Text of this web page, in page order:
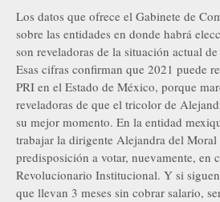
Los datos que ofrece el Gabinete de
sobre las entidades en donde habrá
son reveladoras de la situación actual
Esas cifras confirman que 2021 puede
PRI en el Estado de México, porque
reveladoras de que el tricolor de
su mejor momento. En la entidad
trabajar la dirigente Alejandra del Moral
predisposición a votar, nuevamente, en
Revolucionario Institucional. Y si
que llevan 3 meses sin cobrar salario,